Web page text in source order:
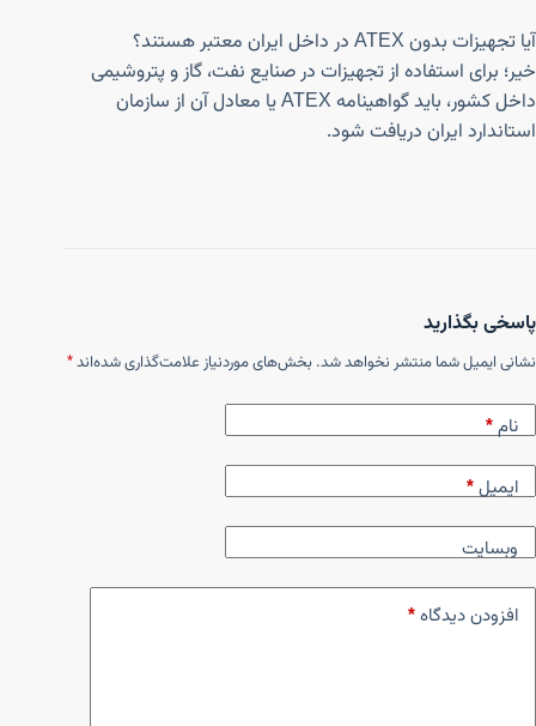
آیا تجهیزات بدون ATEX در داخل ایران معتبر هستند؟
خیر؛ برای استفاده از تجهیزات در صنایع نفت، گاز و پتروشیمی
داخل کشور، باید گواهینامه ATEX یا معادل آن از سازمان
استاندارد ایران دریافت شود.
پاسخی بگذارید
نشانی ایمیل شما منتشر نخواهد شد. بخش‌های موردنیاز علامت‌گذاری شده‌اند*
نام*
ایمیل*
وبسایت
افزودن دیدگاه*